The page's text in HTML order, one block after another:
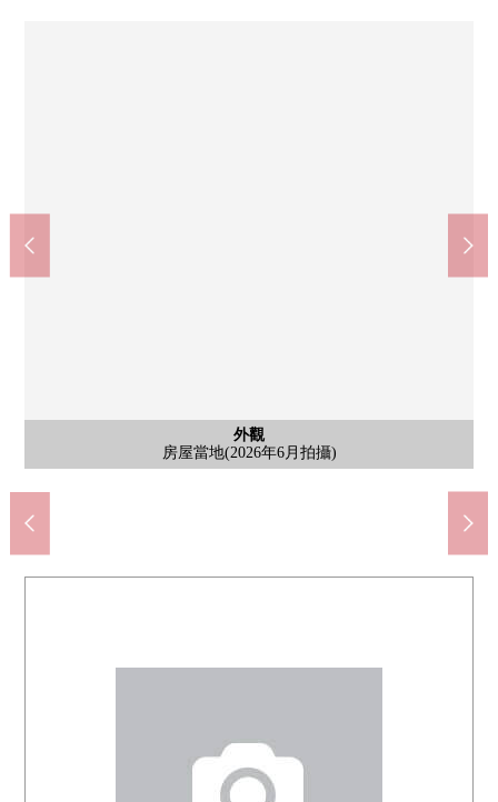
外觀
房屋當地(2026年6月拍攝)
外觀
房屋當地(2026年6月拍攝)
外觀
房屋當地(2026年6月拍攝)
外觀
房屋當地(2026年6月拍攝)
外觀
房屋當地(2026年6月拍攝)
含有前面道路的外觀
外觀
外觀
含有前面道路的外觀